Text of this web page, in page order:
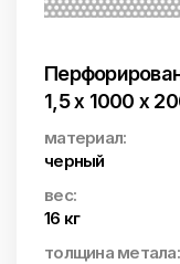
1,5 x 1000 x
материал:
черный
вес:
16 кг
толщина метала: